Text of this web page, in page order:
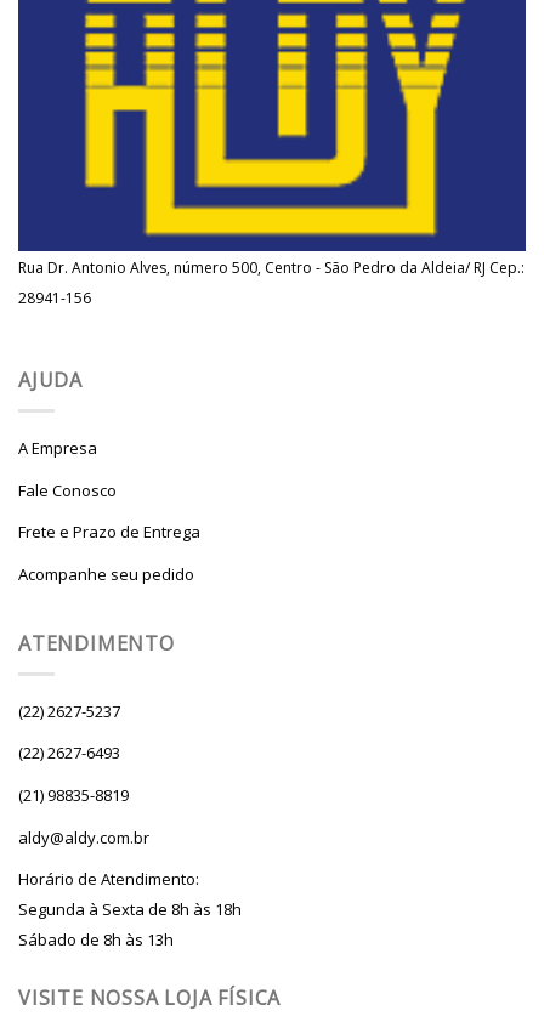
Rua Dr. Antonio Alves, número 500, Centro - São Pedro da Aldeia/ RJ Cep.:
28941-156
AJUDA
A Empresa
Fale Conosco
Frete e Prazo de Entrega
Acompanhe seu pedido
ATENDIMENTO
(22) 2627-5237
(22) 2627-6493
(21) 98835-8819
aldy@aldy.com.br
Horário de Atendimento:
Segunda à Sexta de 8h às 18h
Sábado de 8h às 13h
VISITE NOSSA LOJA FÍSICA